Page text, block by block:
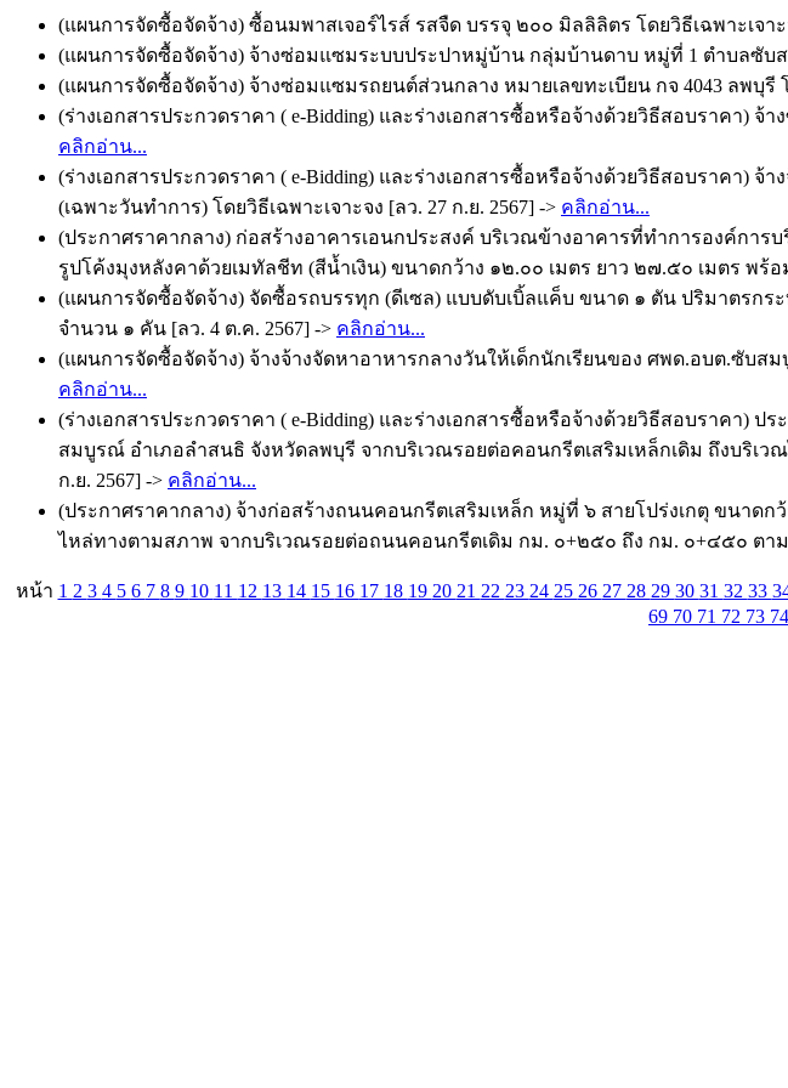
(แผนการจัดซื้อจัดจ้าง) ซื้อนมพาสเจอร์ไรส์ รสจืด บรรจุ ๒๐๐ มิลลิลิตร โดยวิธีเฉพาะเจาะ
(แผนการจัดซื้อจัดจ้าง) จ้างซ่อมแซมระบบประปาหมู่บ้าน กลุ่มบ้านดาบ หมู่ที่ 1 ตำบลซับส
(แผนการจัดซื้อจัดจ้าง) จ้างซ่อมแซมรถยนต์ส่วนกลาง หมายเลขทะเบียน กจ 4043 ลพบุรี โ
(ร่างเอกสารประกวดราคา ( e-Bidding) และร่างเอกสารซื้อหรือจ้างด้วยวิธีสอบราคา) จ้
คลิกอ่าน...
(ร่างเอกสารประกวดราคา ( e-Bidding) และร่างเอกสารซื้อหรือจ้างด้วยวิธีสอบราคา)
(เฉพาะวันทำการ) โดยวิธีเฉพาะเจาะจง [ลว. 27 ก.ย. 2567] -> คลิกอ่าน...
(ประกาศราคากลาง) ก่อสร้างอาคารเอนกประสงค์ บริเวณข้างอาคารที่ทำการองค์ก
รูปโค้งมุงหลังคาด้วยเมทัลชีท (สีน้ำเงิน) ขนาดกว้าง ๑๒.๐๐ เมตร ยาว ๒๗.๕๐ เมตร พร้อ
(แผนการจัดซื้อจัดจ้าง) จัดซื้อรถบรรทุก (ดีเซล) แบบดับเบิ้ลแค็บ ขนาด ๑ ตัน ปริมาตรก
จำนวน ๑ คัน [ลว. 4 ต.ค. 2567] -> คลิกอ่าน...
(แผนการจัดซื้อจัดจ้าง) จ้างจ้างจัดหาอาหารกลางวันให้เด็กนักเรียนของ ศพด.อบต.ซับสม
คลิกอ่าน...
(ร่างเอกสารประกวดราคา ( e-Bidding) และร่างเอกสารซื้อหรือจ้างด้วยวิธีสอบราคา
สมบูรณ์ อำเภอลำสนธิ จังหวัดลพบุรี จากบริเวณรอยต่อคอนกรีตเสริมเหล็กเดิม ถึงบริเวณ
ก.ย. 2567] -> คลิกอ่าน...
(ประกาศราคากลาง) จ้างก่อสร้างถนนคอนกรีตเสริมเหล็ก หมู่ที่ ๖ สายโปร่งเกตุ ขนาด
ไหล่ทางตามสภาพ จากบริเวณรอยต่อถนนคอนกรีตเดิม กม. ๐+๒๕๐ ถึง กม. ๐+๔๕๐ ตา
หน้า 1 2 3 4 5 6 7 8 9 10 11 12 13 14 15 16 17 18 19 20 21 22 23 24 25 26 27 28 29 30 31 32 33
69 70 71 72 73 74